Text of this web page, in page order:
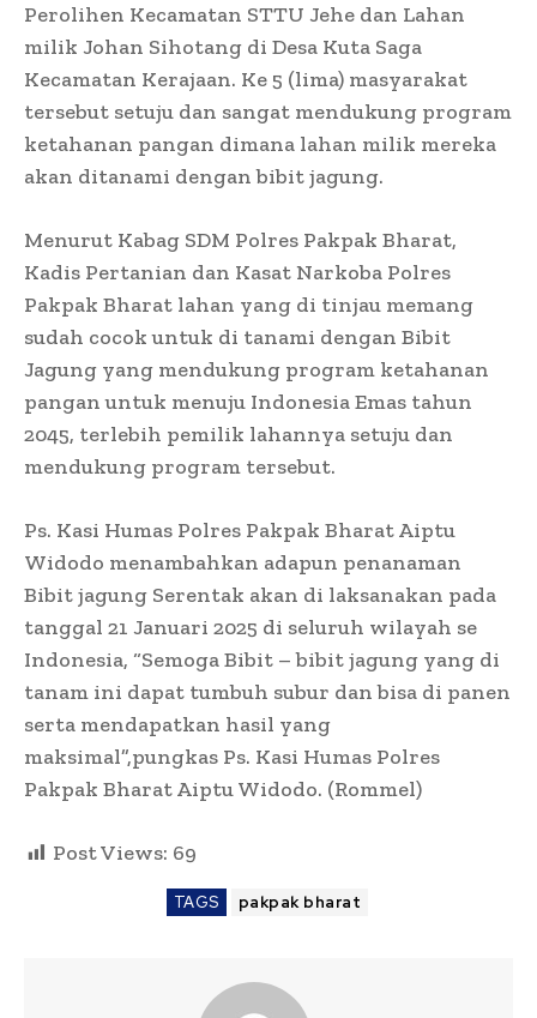
Perolihen Kecamatan STTU Jehe dan Lahan
milik Johan Sihotang di Desa Kuta Saga
Kecamatan Kerajaan. Ke 5 (lima) masyarakat
tersebut setuju dan sangat mendukung program
ketahanan pangan dimana lahan milik mereka
akan ditanami dengan bibit jagung.
Menurut Kabag SDM Polres Pakpak Bharat,
Kadis Pertanian dan Kasat Narkoba Polres
Pakpak Bharat lahan yang di tinjau memang
sudah cocok untuk di tanami dengan Bibit
Jagung yang mendukung program ketahanan
pangan untuk menuju Indonesia Emas tahun
2045, terlebih pemilik lahannya setuju dan
mendukung program tersebut.
Ps. Kasi Humas Polres Pakpak Bharat Aiptu
Widodo menambahkan adapun penanaman
Bibit jagung Serentak akan di laksanakan pada
tanggal 21 Januari 2025 di seluruh wilayah se
Indonesia, “Semoga Bibit – bibit jagung yang di
tanam ini dapat tumbuh subur dan bisa di panen
serta mendapatkan hasil yang
maksimal”,pungkas Ps. Kasi Humas Polres
Pakpak Bharat Aiptu Widodo. (Rommel)
Post Views: 69
TAGS pakpak bharat